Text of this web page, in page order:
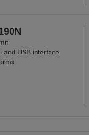
and USB interface